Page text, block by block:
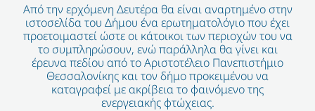
Από την ερχόμενη Δευτέρα θα είναι αναρτημένο στην
ιστοσελίδα του Δήμου ένα ερωτηματολόγιο που έχει
προετοιμαστεί ώστε οι κάτοικοι των περιοχών του να
το συμπληρώσουν, ενώ παράλληλα θα γίνει και
έρευνα πεδίου από το Αριστοτέλειο Πανεπιστήμιο
Θεσσαλονίκης και τον δήμο προκειμένου να
καταγραφεί με ακρίβεια το φαινόμενο της
ενεργειακής φτώχειας.